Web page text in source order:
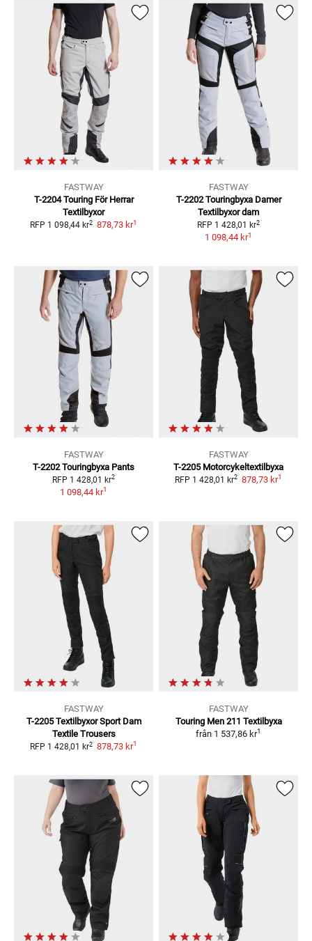
FASTWAY
T-2204 Touring För Herrar
Textilbyxor
RFP 1 098,44 kr2 878,73 kr1
FASTWAY
T-2202 Touringbyxa Damer
Textilbyxor dam
RFP 1 428,01 kr2
1 098,44 kr1
FASTWAY
T-2202 Touringbyxa Pants
RFP 1 428,01 kr2
1 098,44 kr1
FASTWAY
T-2205 Motorcykeltextilbyxa
RFP 1 428,01 kr2 878,73 kr1
FASTWAY
T-2205 Textilbyxor Sport Dam
Textile Trousers
RFP 1 428,01 kr2 878,73 kr1
FASTWAY
Touring Men 211 Textilbyxa
från 1 537,86 kr1